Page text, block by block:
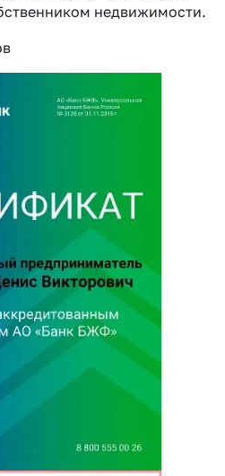
недвижимости.